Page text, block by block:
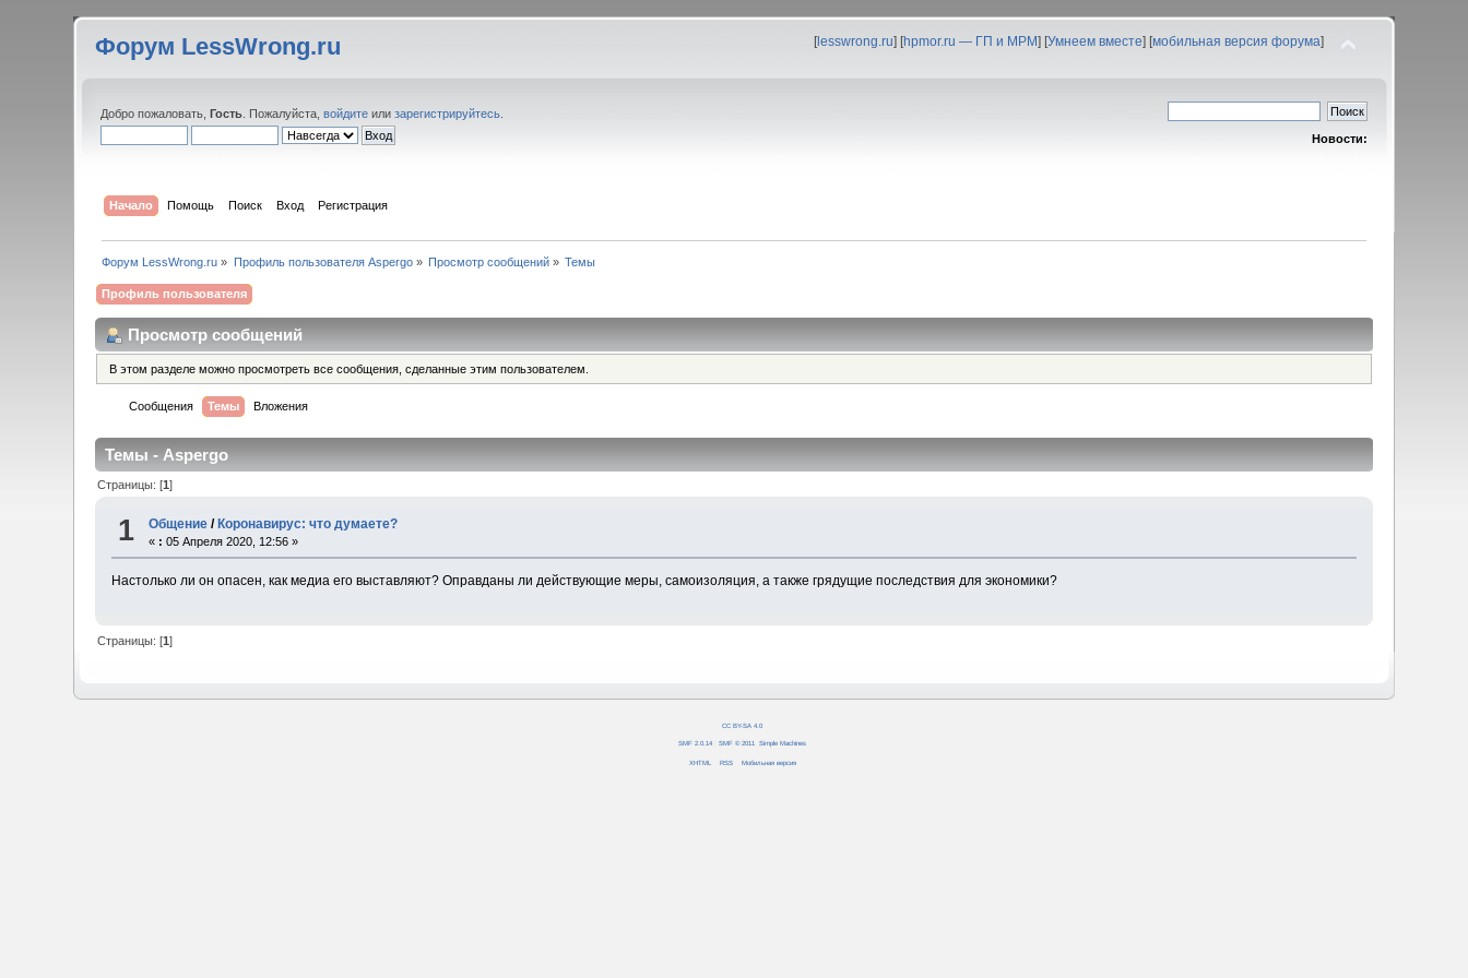
Форум LessWrong.ru [lesswrong.ru] [hpmor.ru — ГП и МРМ] [Умнеем вместе] [мобильная версия форума]
Добро пожаловать,Гость . Пожалуйста,войдите илизарегистрируйтесь
Новости:
Начало Помощь Поиск Вход Регистрация
Форум LessWrong.ru » Профиль пользователя Aspergo» Просмотр сообщений » Темы
Профиль пользователя
Просмотр сообщений
В этом разделе можно просмотреть все сообщения, сделанные этим пользователем.
Сообщения Темы Вложения
Темы - Aspergo
Страницы: [1]
1 Общение / Коронавирус: что думаете?
« : 05 Апреля 2020, 12:56 »
Настолько ли он опасен, как медиа его выставляют? Оправданы ли действующие меры, самоизоляция, а также грядущие последствия для экономики?
Страницы: [1]
CC BY-SA 4.0
SMF 2.0.14 SMF © 2011 Simple Machines
XHTML RSS Мобильная версия